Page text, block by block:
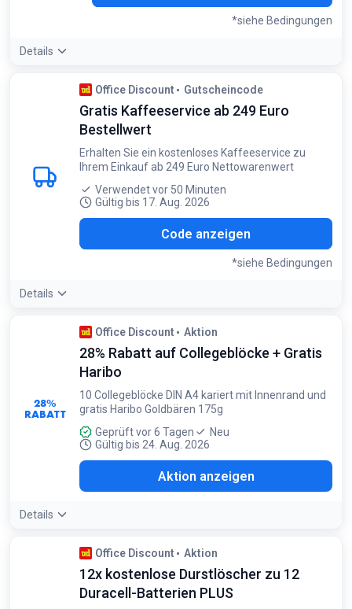
*siehe Bedingungen
Details
Bedingungen:
Nur einmal pro Kunde gültig
Office Discount Gutscheincode
Gratis Kaffeeservice ab 249 Euro
Bestellwert
Erhalten Sie ein kostenloses Kaffeeservice zu
Ihrem Einkauf ab 249 Euro Nettowarenwert
Verwendet vor 50 Minuten
Gültig bis 17. Aug. 2026
Code anzeigen
*siehe Bedingungen
Details
Bedingungen:
Gilt solange der Vorrat reicht. Einmalig pro Kunde nutzbar.
Bei Retouren muss das Geschenk beigelegt werden
28%
RABATT
Office Discount Aktion
28% Rabatt auf Collegeblöcke + Gratis
Haribo
10 Collegeblöcke DIN A4 kariert mit Innenrand und
gratis Haribo Goldbären 175g
Geprüft vor 6 Tagen
Neu
Gültig bis 24. Aug. 2026
Aktion anzeigen
Details
Office Discount Aktion
12x kostenlose Durstlöscher zu 12
Duracell-Batterien PLUS